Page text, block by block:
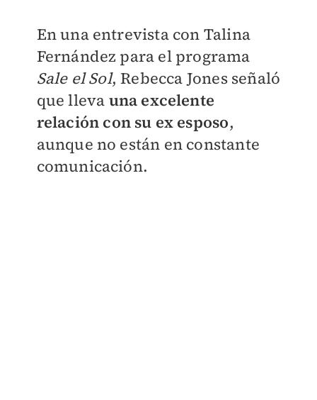
En una entrevista con Talina
Fernández para el programa
Sale el Sol, Rebecca Jones señaló
que lleva una excelente
relación con su ex esposo,
aunque no están en constante
comunicación.